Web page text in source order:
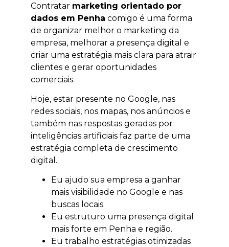
Contratar marketing orientado por
dados em Penha comigo é uma forma
de organizar melhor o marketing da
empresa, melhorar a presença digital e
criar uma estratégia mais clara para atrair
clientes e gerar oportunidades
comerciais.
Hoje, estar presente no Google, nas
redes sociais, nos mapas, nos anúncios e
também nas respostas geradas por
inteligências artificiais faz parte de uma
estratégia completa de crescimento
digital.
Eu ajudo sua empresa a ganhar
mais visibilidade no Google e nas
buscas locais.
Eu estruturo uma presença digital
mais forte em Penha e região.
Eu trabalho estratégias otimizadas